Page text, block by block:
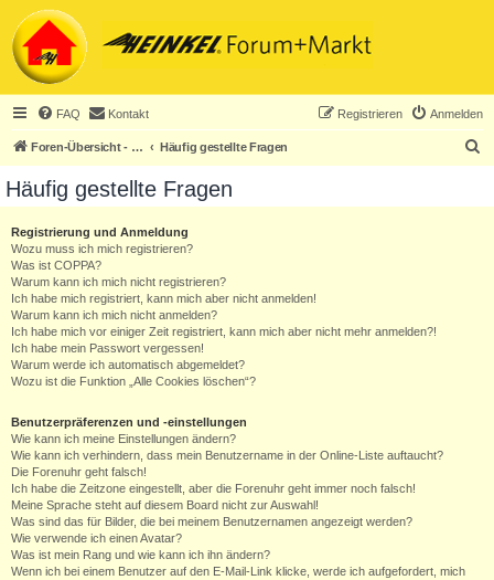
FAQ Kontakt Anmelden
Registrieren
Foren-Übersicht - ACHTUNG! Neuregistrierung nur noch für Heinkel-Club-Mitglieder! Häufig gestellte Fragen
Häufig gestellte Fragen
Registrierung und Anmeldung
Wozu muss ich mich registrieren?
Was ist COPPA?
Warum kann ich mich nicht registrieren?
Ich habe mich registriert, kann mich aber nicht anmelden!
Warum kann ich mich nicht anmelden?
Ich habe mich vor einiger Zeit registriert, kann mich aber nicht mehr anmelden?!
Ich habe mein Passwort vergessen!
Warum werde ich automatisch abgemeldet?
Wozu ist die Funktion „Alle Cookies löschen“?
Benutzerpräferenzen und -einstellungen
Wie kann ich meine Einstellungen ändern?
Wie kann ich verhindern, dass mein Benutzername in der Online-Liste auftaucht?
Die Forenuhr geht falsch!
Ich habe die Zeitzone eingestellt, aber die Forenuhr geht immer noch falsch!
Meine Sprache steht auf diesem Board nicht zur Auswahl!
Was sind das für Bilder, die bei meinem Benutzernamen angezeigt werden?
Wie verwende ich einen Avatar?
Was ist mein Rang und wie kann ich ihn ändern?
Wenn ich bei einem Benutzer auf den E-Mail-Link klicke, werde ich aufgefordert, mich